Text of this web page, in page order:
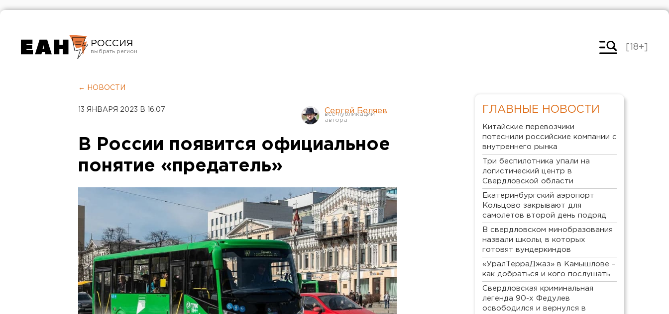
РОССИЯ
Челябинск
[18+]
← НОВОСТИ
13 ЯНВАРЯ 2023 В 16:07 Сергей Беляев
В России появится официальное
понятие «предатель»
ГЛАВНЫЕ НОВОСТИ
Китайские перевозчики
потеснили российские компании с
внутреннего рынка
Три беспилотника упали на
логистический центр в
Свердловской области
Екатеринбургский аэропорт
Кольцово закрывают для
самолетов второй день подряд
В свердловском минобразования
назвали школы, в которых
готовят вундеркиндов
«УралТерраДжаз» в Камышлове –
как добраться и кого послушать
Свердловская криминальная
легенда 90-х Федулев
освободился и вернулся в